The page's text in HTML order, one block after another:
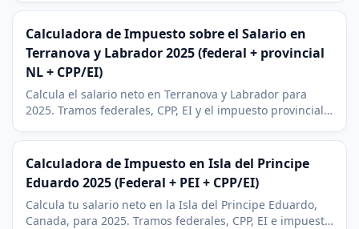
Calculadora de Impuesto sobre el Salario en
Terranova y Labrador 2025 (federal + provincial
NL + CPP/EI)
Calcula el salario neto en Terranova y Labrador para
2025. Tramos federales, CPP, EI y el impuesto provincial
de Canada.
Calculadora de Impuesto en Isla del Principe
Eduardo 2025 (Federal + PEI + CPP/EI)
Calcula tu salario neto en la Isla del Principe Eduardo,
Canada, para 2025. Tramos federales, CPP, EI e impuesto